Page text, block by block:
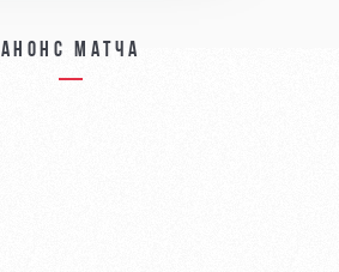
Анонс матча